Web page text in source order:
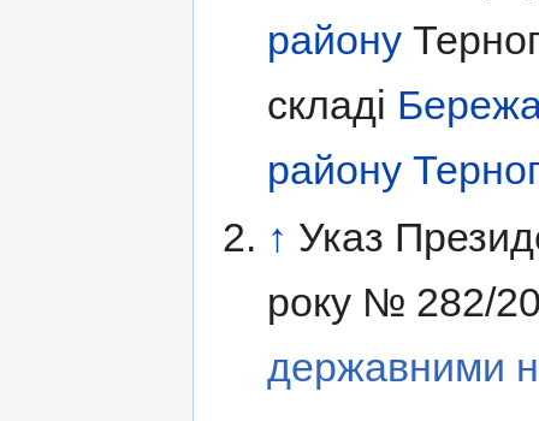
району
складі
району
↑ Указ
року № 282/
державними